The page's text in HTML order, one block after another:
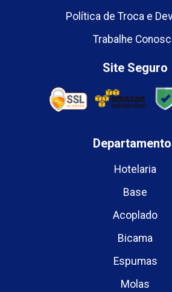
Política de Troca e
Trabalhe
Site Seguro
Hotelaria
Base
Acoplado
Bicama
Espumas
Molas